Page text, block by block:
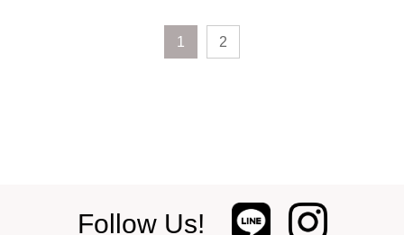
1 2
Follow Us!